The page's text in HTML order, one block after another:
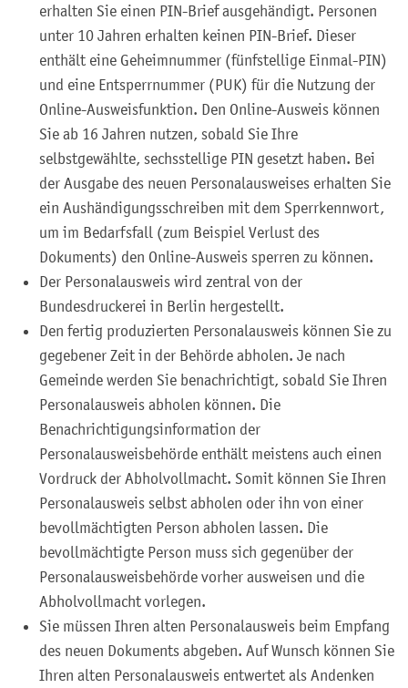
erhalten Sie einen PIN-Briefausgehändigt. Personen
unter 10 Jahren erhalten keinen PIN-Brief. Dieser
enthält eine Geheimnummer (fünfstellige Einmal-PIN)
und eine Entsperrnummer (PUK) für die Nutzung der
Online-Ausweisfunktion. Den Online-Ausweis können
Sie ab 16 Jahren nutzen, sobald Sie Ihre
selbstgewählte, sechsstellige PIN gesetzt haben. Bei
der Ausgabe des neuen Personalausweises erhalten Sie
ein Aushändigungsschreiben mit dem Sperrkennwort,
um im Bedarfsfall (zum Beispiel Verlust des
Dokuments) den Online-Ausweis sperren zu können.
Der Personalausweis wird zentral von der
Bundesdruckerei in Berlin hergestellt.
Den fertig produzierten Personalausweis können Sie zu
gegebener Zeit in der Behörde abholen. Je nach
Gemeinde werden Sie benachrichtigt, sobald Sie Ihren
Personalausweis abholen können. Die
Benachrichtigungsinformation der
Personalausweisbehörde enthält meistens auch einen
Vordruck der Abholvollmacht. Somit können Sie Ihren
Personalausweis selbst abholen oder ihn von einer
bevollmächtigten Person abholen lassen. Die
bevollmächtigte Person muss sich gegenüber der
Personalausweisbehörde vorher ausweisen und die
Abholvollmacht vorlegen.
Sie müssen Ihren alten Personalausweis beim Empfang
des neuen Dokuments abgeben. Auf Wunsch können Sie
Ihren alten Personalausweis entwertet als Andenken